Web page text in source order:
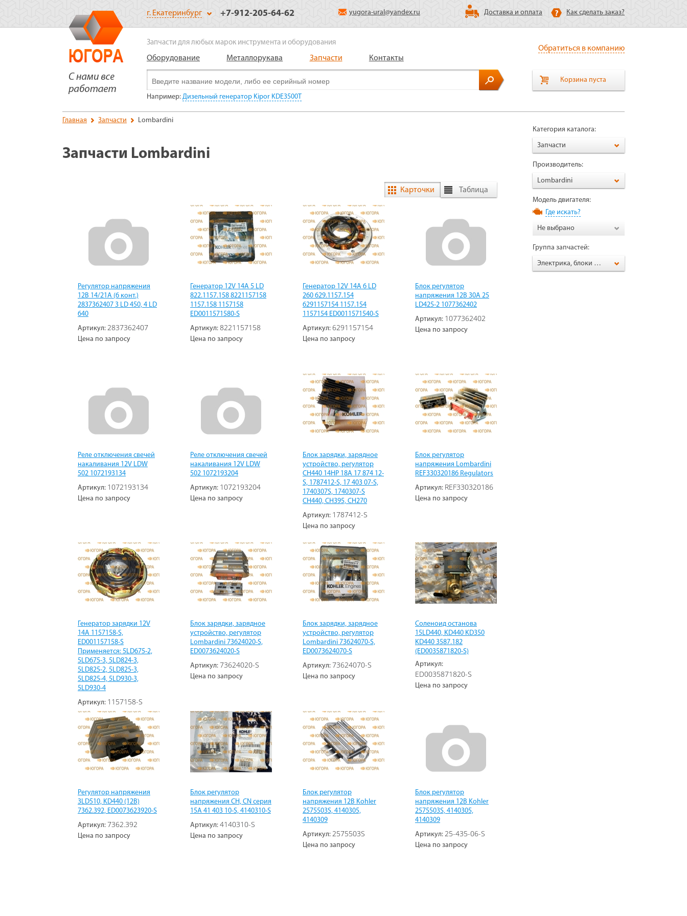
г. Екатеринбург +7-912-205-64-62 yugora-ural@yandex.ru Доставка и оплата Как сделать заказ?
Запчасти для любых марок инструмента и оборудования
Оборудование Металлорукава Запчасти Контакты
Обратиться в компанию
Корзина пуста
Например: Дизельный генератор Kipor KDE3500T
Главная Запчасти
Lombardini
Категория каталога:
Запчасти
Производитель:
Lombardini
Модель двигателя:
Где искать?
Не выбрано
Группа запчастей:
Электрика, блоки AVR, щётки, зип для генератора
Запчасти Lombardini
Карточки Таблица
Регулятор напряжения
12В 14/21А (6 конт.)
2837362407 3 LD 450, 4 LD
640
Артикул: 2837362407
Цена по запросу
Генератор 12V 14А 5 LD
822.1157.158 8221157158
1157.158 1157158
ED0011571580-S
Артикул: 8221157158
Цена по запросу
Генератор 12V 14А 6 LD
260 629.1157.154
6291157154 1157.154
1157154 ED0011571540-S
Артикул: 6291157154
Цена по запросу
Блок регулятор
напряжения 12В 30А 25
LD425-2 1077362402
Артикул: 1077362402
Цена по запросу
Реле отключения свечей
накаливания 12V LDW
502 1072193134
Артикул: 1072193134
Цена по запросу
Реле отключения свечей
накаливания 12V LDW
502 1072193204
Артикул: 1072193204
Цена по запросу
Блок зарядки, зарядное
устройство, регулятор
CH440 14HP 18A 17 874 12-
S, 1787412-S, 17 403 07-S,
1740307S, 1740307-S
CH440, CH395, CH270
Артикул: 1787412-S
Цена по запросу
Блок регулятор
напряжения Lombardini
REF330320186 Regulators
Артикул: REF330320186
Цена по запросу
Генератор зарядки 12V
14А 1157158-S,
ED001157158-S
Применяется: 5LD675-2,
5LD675-3, 5LD824-3,
5LD825-2, 5LD825-3,
5LD825-4, 5LD930-3,
5LD930-4
Артикул: 1157158-S
Цена по запросу
Блок зарядки, зарядное
устройство, регулятор
Lombardini 73624020-S,
ED0073624020-S
Артикул: 73624020-S
Цена по запросу
Блок зарядки, зарядное
устройство, регулятор
Lombardini 73624070-S,
ED0073624070-S
Артикул: 73624070-S
Цена по запросу
Соленоид останова
15LD440, KD440 KD350
KD440 3587.182
(ED0035871820-S)
Артикул:
ED0035871820-S
Цена по запросу
Регулятор напряжения
3LD510, KD440 (12В)
7362.392, ED0073623920-S
Артикул: 7362.392
Цена по запросу
Блок регулятор
напряжения CH, CN серия
15А 41 403 10-S, 4140310-S
Артикул: 4140310-S
Цена по запросу
Блок регулятор
напряжения 12В Kohler
2575503S, 4140305,
4140309
Артикул: 2575503S
Цена по запросу
Блок регулятор
напряжения 12В Kohler
2575503S, 4140305,
4140309
Артикул: 25-435-06-S
Цена по запросу